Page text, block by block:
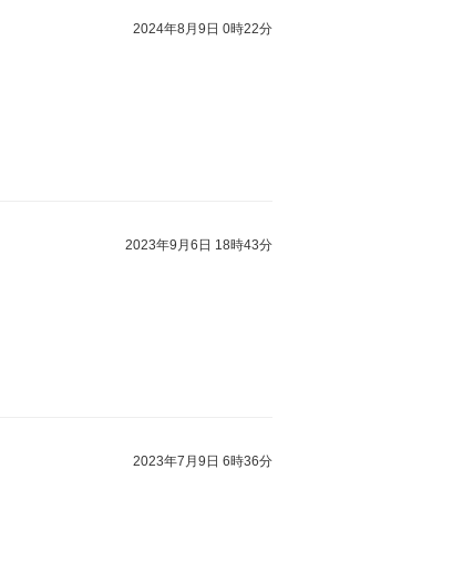
2024年8月9日 0時22分
2023年9月6日 18時43分
2023年7月9日 6時36分